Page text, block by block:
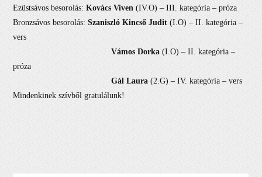
Ezüstsávos besorolás:Kovács Viven (IV.O) – III. kategória – próza
Bronzsávos besorolás:Szaniszló Kincső Judit (I.O) – II. kategória –
vers
Vámos Dorka (I.O) – II. kategória –
próza
Gál Laura (2.G) – IV. kategória – vers
Mindenkinek szívből gratulálunk!